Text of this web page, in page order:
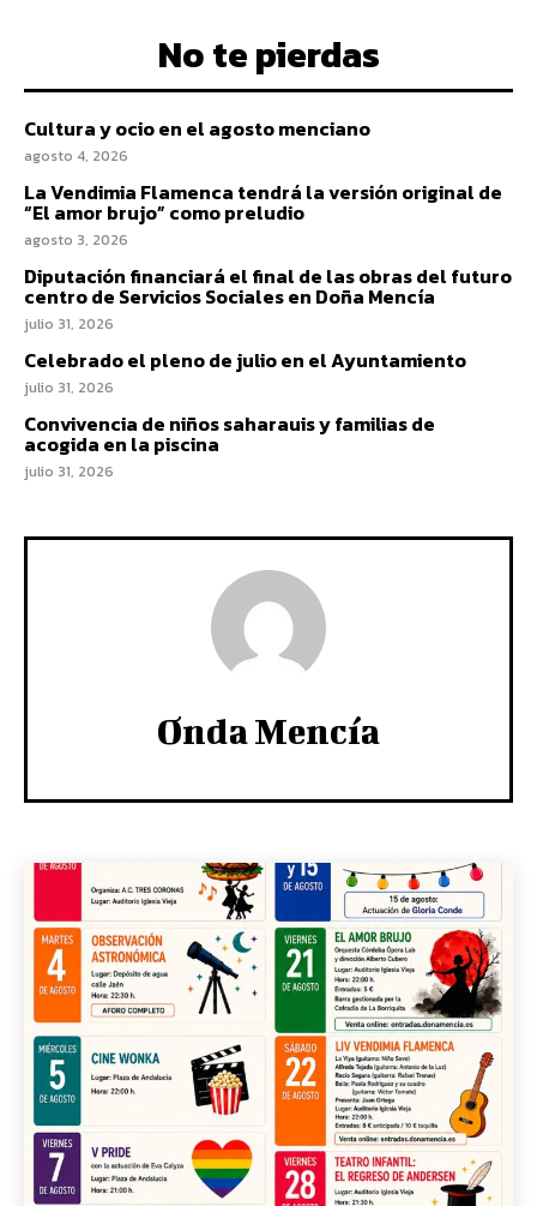
No te pierdas
Cultura y ocio en el agosto menciano
agosto 4, 2026
La Vendimia Flamenca tendrá la versión original de
“El amor brujo” como preludio
agosto 3, 2026
Diputación financiará el final de las obras del futuro
centro de Servicios Sociales en Doña Mencía
julio 31, 2026
Celebrado el pleno de julio en el Ayuntamiento
julio 31, 2026
Convivencia de niños saharauis y familias de
acogida en la piscina
julio 31, 2026
Onda Mencía